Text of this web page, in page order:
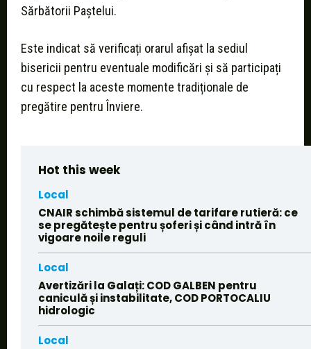
Sărbătorii Paștelui.
Este indicat să verificați orarul afișat la sediul
bisericii pentru eventuale modificări și să participați
cu respect la aceste momente tradiționale de
pregătire pentru Înviere.
Hot this week
Local
CNAIR schimbă sistemul de tarifare rutieră: ce
se pregătește pentru șoferi și când intră în
vigoare noile reguli
Local
Avertizări la Galați: COD GALBEN pentru
caniculă și instabilitate, COD PORTOCALIU
hidrologic
Local